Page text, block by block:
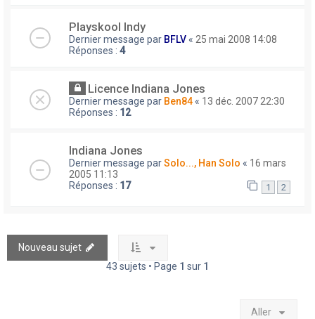
Playskool Indy
Dernier message par BFLV « 25 mai 2008 14:08
Réponses : 4
Licence Indiana Jones
Dernier message par Ben84 « 13 déc. 2007 22:30
Réponses : 12
Indiana Jones
Dernier message parSolo..., Han Solo « 16 mars
2005 11:13
Réponses : 17 1 2
Nouveau sujet
43 sujets • Page 1 sur 1
Aller